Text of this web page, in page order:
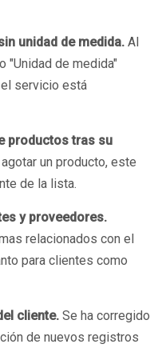
unidad de medida. Al
"Unidad de medida"
servicio está
productos tras su
un producto, este
de la lista.
y proveedores.
relacionados con el
para clientes como
cliente. Se ha corregido
de nuevos registros